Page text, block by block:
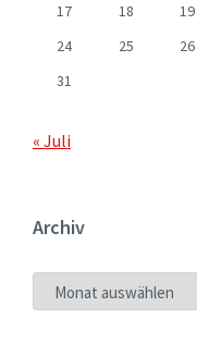
17
18 19
24
25 26
31
« Juli
Archiv
ARCHIV